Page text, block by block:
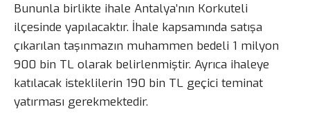
Bununla birlikte ihale Antalya’nın Korkuteli
ilçesinde yapılacaktır. İhale kapsamında satışa
çıkarılan taşınmazın muhammen bedeli 1 milyon
900 bin TL olarak belirlenmiştir. Ayrıca ihaleye
katılacak isteklilerin 190 bin TL geçici teminat
yatırması gerekmektedir.